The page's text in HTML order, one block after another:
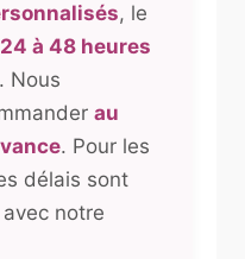
, le
24 à 48 heures
Nous
au
. Pour les
délais sont
notre